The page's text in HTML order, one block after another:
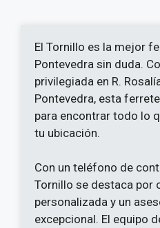
El Tornillo es la mejor
Pontevedra sin duda.
privilegiada en R.
Pontevedra, esta
para encontrar todo lo
tu ubicación.
Con un teléfono de
Tornillo se destaca por
personalizada y un
excepcional. El equipo